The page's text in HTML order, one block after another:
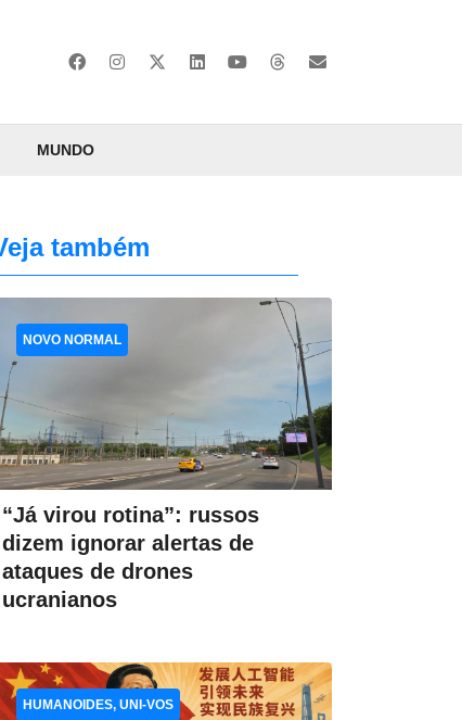
MUNDO
também
“Já virou rotina”: russos
dizem ignorar alertas de
ataques de drones
ucranianos
NOVO NORMAL
HUMANOIDES, UNI-VOS